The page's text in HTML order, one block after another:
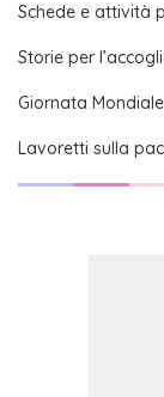
Schede e attività
Storie per
Giornata
Lavoretti sulla